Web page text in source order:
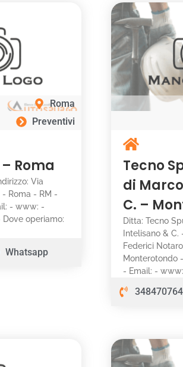
Roma
Preventivi
Roma
Via
- Roma - RM -
- www: -
operiamo:
Whatsapp
Tecno
di
C. –
Ditta: Tecno
Intelisano & C.
Federici
Monterotondo
- Email: -